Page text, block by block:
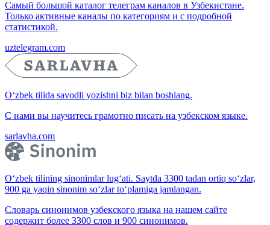
Самый большой каталог телеграм каналов в Узбекистане.
Только активные каналы по категориям и с подробной
статистикой.
uztelegram.com
O‘zbek tilida savodli yozishni biz bilan boshlang.
С нами вы научитесь грамотно писать на узбекском языке.
sarlavha.com
O‘zbek tilining sinonimlar lug‘ati. Saytda 3300 tadan ortiq so‘zlar,
900 ga yaqin sinonim so‘zlar to‘plamiga jamlangan.
Словарь синонимов узбекского языка на нашем сайте
содержит более 3300 слов и 900 синонимов.